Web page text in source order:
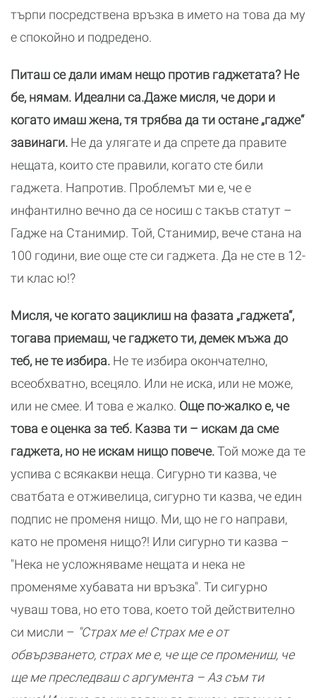
търпи посредствена връзка в името на това да му
е спокойно и подредено.
Питаш се дали имам нещо против гаджетата? Не
бе, нямам. Идеални са.Даже мисля, че дори и
когато имаш жена, тя трябва да ти остане „гадже“
завинаги. Не да улягате и да спрете да правите
нещата, които сте правили, когато сте били
гаджета. Напротив. Проблемът ми е, че е
инфантилно вечно да се носиш с такъв статут –
Гадже на Станимир. Той, Станимир, вече стана на
100 години, вие още сте си гаджета. Да не сте в 12-
ти клас ю!?
Мисля, че когато зациклиш на фазата „гаджета“,
тогава приемаш, че гаджето ти, демек мъжа до
теб, не те избира. Не те избира окончателно,
всеобхватно, всецяло. Или не иска, или не може,
или не смее. И това е жалко. Още по-жалко е, че
това е оценка за теб. Казва ти – искам да сме
гаджета, но не искам нищо повече.Той може да те
успива с всякакви неща. Сигурно ти казва, че
сватбата е отживелица, сигурно ти казва, че един
подпис не променя нищо. Ми, що не го направи,
като не променя нищо?! Или сигурно ти казва –
"Нека не усложняваме нещата и нека не
променяме хубавата ни връзка". Ти сигурно
чуваш това, но ето това, което той действително
си мисли – "Страх ме е! Страх ме е от
обвързването, страх ме е, че ще се промениш, че
ще ме преследваш с аргумента – Аз съм ти